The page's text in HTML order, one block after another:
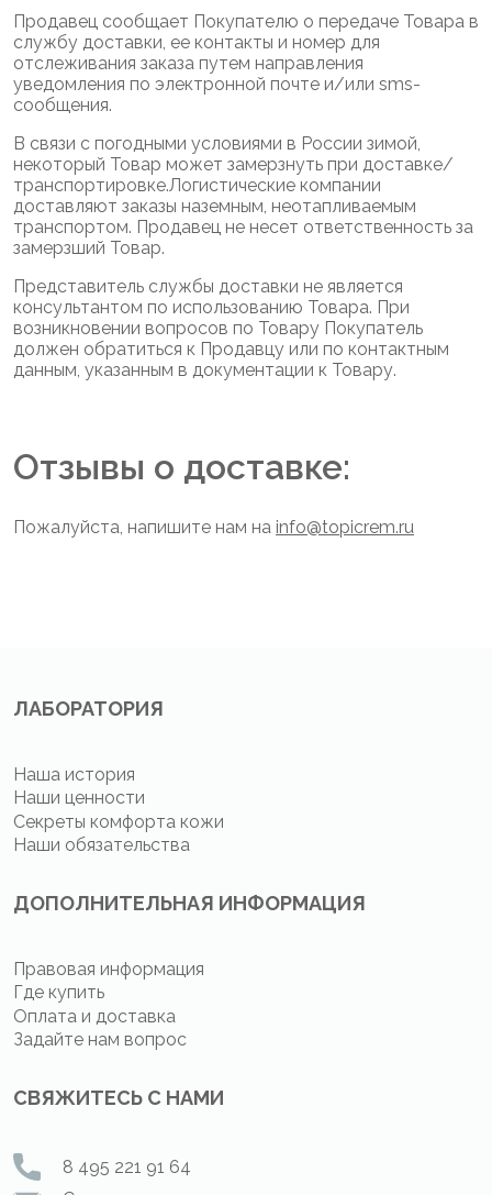
Продавец сообщает Покупателю о передаче Товара в
службу доставки, ее контакты и номер для
отслеживания заказа путем направления
уведомления по электронной почте и/или sms-
сообщения.
В связи с погодными условиями в России зимой,
некоторый Товар может замерзнуть при доставке/
транспортировке.Логистические компании
доставляют заказы наземным, неотапливаемым
транспортом. Продавец не несет ответственность за
замерзший Товар.
Представитель службы доставки не является
консультантом по использованию Товара. При
возникновении вопросов по Товару Покупатель
должен обратиться к Продавцу или по контактным
данным, указанным в документации к Товару.
Отзывы о доставке:
Пожалуйста, напишите нам на info@topicrem.ru
ЛАБОРАТОРИЯ
Наша история
Наши ценности
Секреты комфорта кожи
Наши обязательства
ДОПОЛНИТЕЛЬНАЯ ИНФОРМАЦИЯ
Правовая информация
Где купить
Оплата и доставка
Задайте нам вопрос
СВЯЖИТЕСЬ С НАМИ
8 495 221 91 64